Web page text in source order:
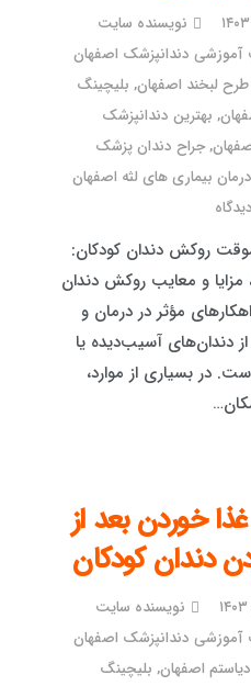
نویسنده سایت
آموزشی دندانپزشک اصفهان
لبخند اصفهان, بلیچینگ
, بهترین دندانپزشک
,جراح دندان پزشک
درمان بیماری های لثه اصفهان
روکش دندان کودکان:
مزایا و معایب روکش دندان
مؤثر در درمان و
دندان‌های آسیب‌دیده یا
در بسیاری از موارد،
خوردن بعد از
دندان کودکان
نویسنده سایت
آموزشی دندانپزشک اصفهان
اصفهان, بلیچینگ